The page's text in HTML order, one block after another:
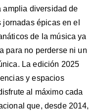
amplia diversidad de
épicas en el
de la música ya
para no perderse ni un
La edición 2025
y espacios
al máximo cada
que, desde 2014,